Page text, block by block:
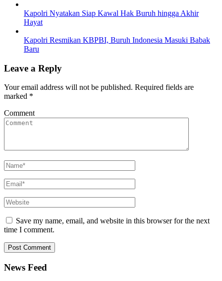
Kapolri Nyatakan Siap Kawal Hak Buruh hingga Akhir
Hayat
Kapolri Resmikan KBPBI, Buruh Indonesia Masuki Babak
Baru
Leave a Reply
Your email address will not be published. Required fields are
marked *
Comment
Save my name, email, and website in this browser for the next
time I comment.
News Feed